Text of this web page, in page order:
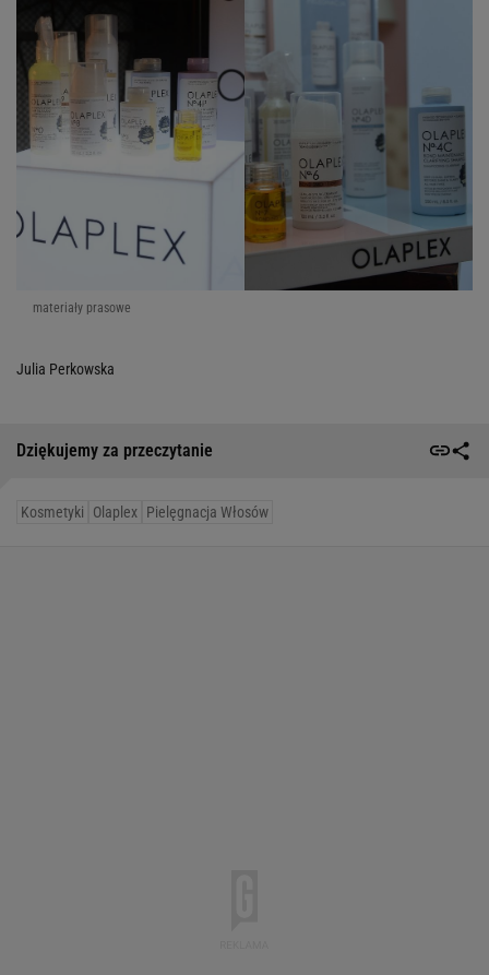
materiały prasowe
Julia Perkowska
Dziękujemy za przeczytanie
Kosmetyki Olaplex Pielęgnacja Włosów